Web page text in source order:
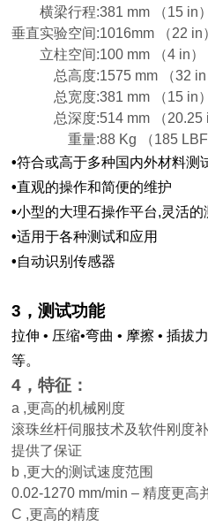
横梁行程:381 mm （15 in）
垂直实验空间:1016mm （22 in
立柱空间:100 mm （4 in）
总高度:1575 mm （32 in
总宽度:381 mm （15 in）
总深度:514 mm （20.25
重量:88 Kg （185 LBF
•符合或高于多种国内外材料测
•直观的操作和简便的维护
•小型的大理石操作平台,灵活的
•适用于各种测试和应用
•自动识别传感器
3 ，测试功能
拉伸 • 压缩•弯曲 • 摩擦 • 插拔
等。
4 ，特征：
a ,更高的机械刚度
滚珠丝杆伺服技术及软件刚度
提供了保证
b ,更大的测试速度范围
0.02-1270 mm/min –精度更高
C ,更高的精度